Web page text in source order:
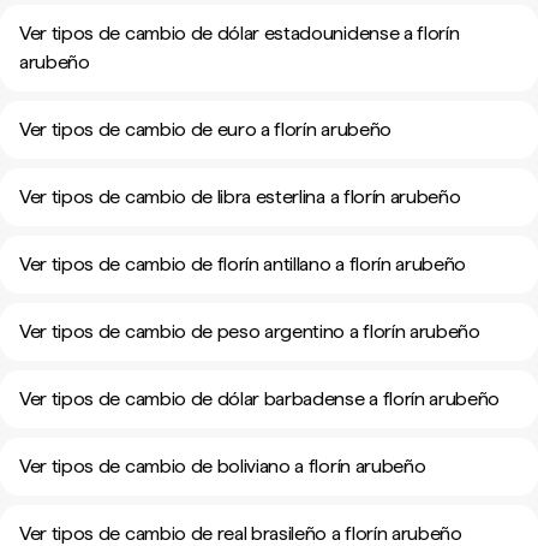
Ver tipos de cambio de dólar estadounidense a florín
arubeño
Ver tipos de cambio de euro a florín arubeño
Ver tipos de cambio de libra esterlina a florín arubeño
Ver tipos de cambio de florín antillano a florín arubeño
Ver tipos de cambio de peso argentino a florín arubeño
Ver tipos de cambio de dólar barbadense a florín arubeño
Ver tipos de cambio de boliviano a florín arubeño
Ver tipos de cambio de real brasileño a florín arubeño